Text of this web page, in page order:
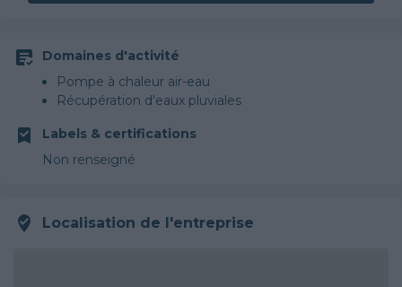
Domaines d'activité
Pompe à chaleur air-eau
Récupération d'eaux pluviales
Labels & certifications
Non renseigné
Localisation de l'entreprise